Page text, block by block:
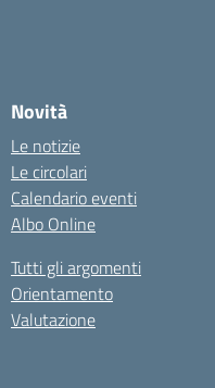
Novità
Le notizie
Le circolari
Calendario eventi
Albo Online
Tutti gli argomenti
Orientamento
Valutazione